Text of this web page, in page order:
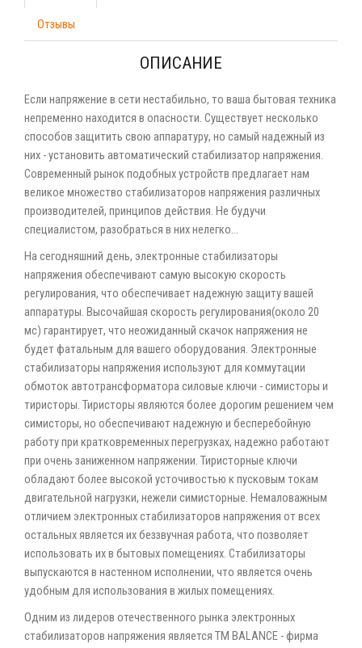
Отзывы
ОПИСАНИЕ
Если напряжение в сети нестабильно, то ваша бытовая техника
непременно находится в опасности. Существует несколько
способов защитить свою аппаратуру, но самый надежный из
них - установить автоматический стабилизатор напряжения.
Современный рынок подобных устройств предлагает нам
великое множество стабилизаторов напряжения различных
производителей, принципов действия. Не будучи
специалистом, разобраться в них нелегко...
На сегодняшний день, электронные стабилизаторы
напряжения обеспечивают самую высокую скорость
регулирования, что обеспечивает надежную защиту вашей
аппаратуры. Высочайшая скорость регулирования(около 20
мс) гарантирует, что неожиданный скачок напряжения не
будет фатальным для вашего оборудования. Электронные
стабилизаторы напряжения используют для коммутации
обмоток автотрансформатора силовые ключи - симисторы и
тиристоры. Тиристоры являются более дорогим решением чем
симисторы, но обеспечивают надежную и бесперебойную
работу при кратковременных перегрузках, надежно работают
при очень заниженном напряжении. Тиристорные ключи
обладают более высокой усточивостью к пусковым токам
двигательной нагрузки, нежели симисторные. Немаловажным
отличием электронных стабилизаторов напряжения от всех
остальных является их беззвучная работа, что позволяет
использовать их в бытовых помещениях. Стабилизаторы
выпускаются в настенном исполнении, что является очень
удобным для использования в жилых помещениях.
Одним из лидеров отечественного рынка электронных
стабилизаторов напряжения является ТМ BALANCE - фирма